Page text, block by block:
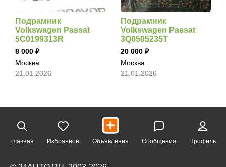
Подрамник
Volkswagen Passat
5C0199313R
8 000
Москва
21.01.2026
Подрамник
Volkswagen Passat
3Q0505235T
20 000
Москва
21.01.2026
Главная Избранное Объявления Сообщения Профиль